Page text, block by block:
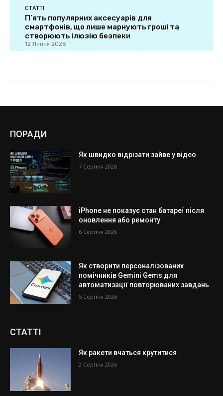
ПОРАДИ
Як швидко відрізати зайве у відео
7 Серпня 2026
iPhone не показує стан батареї після
оновлення або ремонту
6 Серпня 2026
Як створити персоналізованих
помічників Gemini Gems для
автоматизації повторюваних завдань
5 Серпня 2026
СТАТТІ
Як ракети вчаться крутитися
2 Серпня 2026